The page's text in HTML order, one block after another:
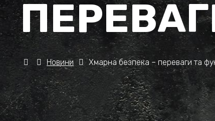
Новини Хмарна безпека – переваги та